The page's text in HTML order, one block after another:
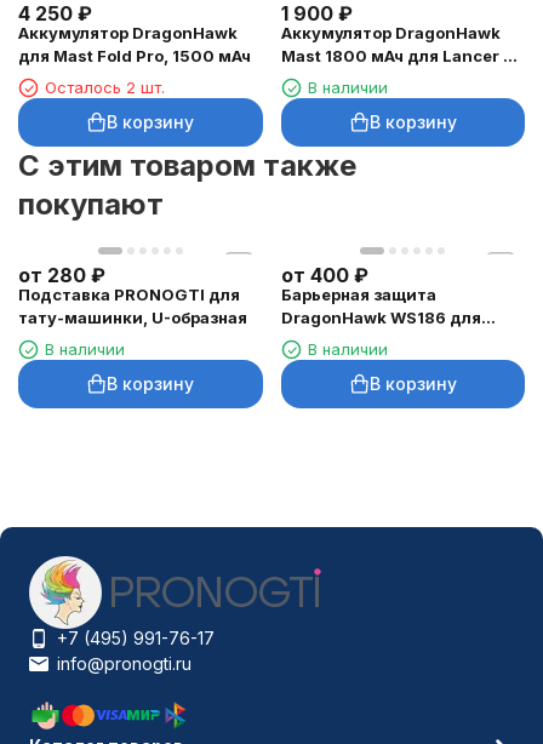
4 250 ₽
Аккумулятор DragonHawk
для Mast Fold Pro, 1500 мАч
Осталось 2 шт.
В корзину
1 900 ₽
Аккумулятор DragonHawk
Mast 1800 мАч для Lancer и
ArmorВ наличии
В корзину
C этим товаром также
покупают
от 280 ₽
Подставка PRONOGTI для
тату-машинки, U-образная
В наличии
В корзину
от 400 ₽
Барьерная защита
DragonHawk WS186 для
тату-машинок
В наличии
В корзину
+7 (495) 991-76-17
info@pronogti.ru